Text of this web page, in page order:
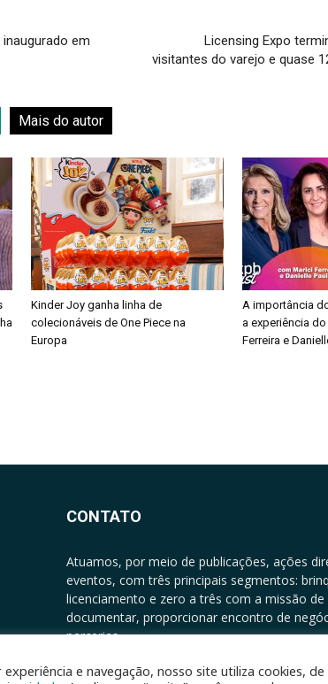
em
Licensing Expo
visitantes do varejo e quase
Mais do autor
Kinder Joy ganha linha de
colecionáveis de One Piece na
Europa
A importância
a experiência
Ferreira e
CONTATO
Atuamos, por meio de publicações, ações
eventos, com três principais segmentos:
licenciamento e zero a três com a missão
documentar, proporcionar encontro de
parcerias.
e navegação, nosso site utiliza cookies,